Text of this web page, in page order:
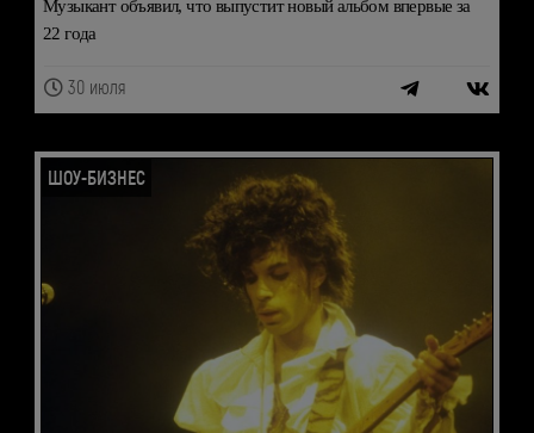
Музыкант объявил, что выпустит новый альбом впервые за
22 года
30 июля
ШОУ-БИЗНЕС